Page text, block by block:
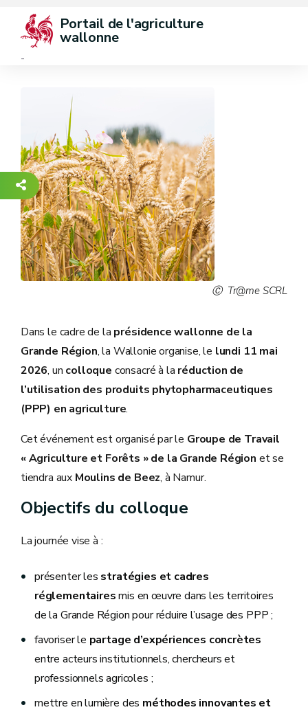
Portail de l'agriculture
wallonne
-
Tr@me SCRL
Dans le cadre de la présidence wallonne de la
Grande Région, la Wallonie organise, le lundi 11 mai
2026, un colloque consacré à la réduction de
l’utilisation des produits phytopharmaceutiques
(PPP) en agriculture.
Cet événement est organisé par le Groupe de Travail
« Agriculture et Forêts » de la Grande Région et se
tiendra aux Moulins de Beez, à Namur.
Objectifs du colloque
La journée vise à :
présenter les stratégies et cadres
réglementairesmis en œuvre dans les territoires
de la Grande Région pour réduire l’usage des PPP ;
favoriser le partage d’expériences concrètes
entre acteurs institutionnels, chercheurs et
professionnels agricoles ;
mettre en lumière des méthodes innovantes et